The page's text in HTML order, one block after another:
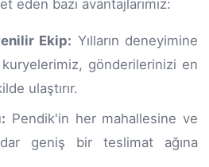
eden bazı avantajlarımız:
Ekip: Yılların deneyimine
gönderilerinizi en
ulaştırır.
Pendik'in her mahallesine ve
geniş bir teslimat ağına